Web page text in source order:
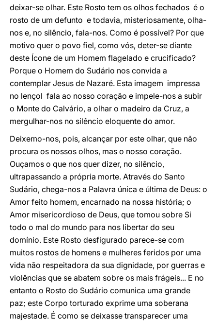
deixar-se olhar. Este Rosto tem os olhos fechados  é o
rosto de um defunto  e todavia, misteriosamente, olha-
nos e, no silêncio, fala-nos. Como é possível? Por que
motivo quer o povo fiel, como vós, deter-se diante
deste Ícone de um Homem flagelado e crucificado?
Porque o Homem do Sudário nos convida a
contemplar Jesus de Nazaré. Esta imagem  impressa
no lençol  fala ao nosso coração e impele-nos a subir
o Monte do Calvário, a olhar o madeiro da Cruz, a
mergulhar-nos no silêncio eloquente do amor.
Deixemo-nos, pois, alcançar por este olhar, que não
procura os nossos olhos, mas o nosso coração.
Ouçamos o que nos quer dizer, no silêncio,
ultrapassando a própria morte. Através do Santo
Sudário, chega-nos a Palavra única e última de Deus: o
Amor feito homem, encarnado na nossa história; o
Amor misericordioso de Deus, que tomou sobre Si
todo o mal do mundo para nos libertar do seu
domínio. Este Rosto desfigurado parece-se com
muitos rostos de homens e mulheres feridos por uma
vida não respeitadora da sua dignidade, por guerras e
violências que se abatem sobre os mais frágeis... E no
entanto o Rosto do Sudário comunica uma grande
paz; este Corpo torturado exprime uma soberana
majestade. É como se deixasse transparecer uma